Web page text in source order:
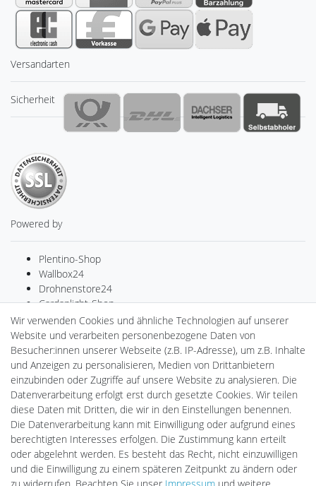
Versandarten
Sicherheit
Powered by
Plentino-Shop
Wallbox24
Drohnenstore24
Cardanlight-Shop
Batteriespeicher
PlentiSolar
Gebrauchtlicht
Ledkauf
DEYESOLAR
Lightech Connect
CardanLight Europe
FORTIMO LEDs
LED-RETROSHOP
MeinUSB
Wir verwenden Cookies und ähnliche Technologien auf unserer
Website und verarbeiten personenbezogene Daten von
Besucher:innen unserer Webseite (z.B. IP-Adresse), um z.B. Inhalte
und Anzeigen zu personalisieren, Medien von Drittanbietern
einzubinden oder Zugriffe auf unsere Website zu analysieren. Die
Datenverarbeitung erfolgt erst durch gesetzte Cookies. Wir teilen
diese Daten mit Dritten, die wir in den Einstellungen benennen.
Die Datenverarbeitung kann mit Einwilligung oder aufgrund eines
berechtigten Interesses erfolgen. Die Zustimmung kann erteilt
oder abgelehnt werden. Es besteht das Recht, nicht einzuwilligen
und die Einwilligung zu einem späteren Zeitpunkt zu ändern oder